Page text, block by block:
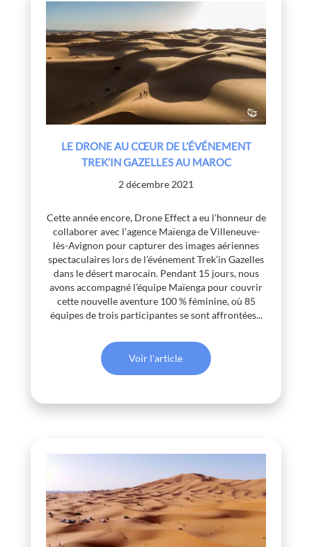
LE DRONE AU CŒUR DE L’ÉVÉNEMENT
TREK’IN GAZELLES AU MAROC
2 décembre 2021
Cette année encore, Drone Effect a eu l’honneur de
collaborer avec l’agence Maïenga de Villeneuve-
lès-Avignon pour capturer des images aériennes
spectaculaires lors de l’événement Trek’in Gazelles
dans le désert marocain. Pendant 15 jours, nous
avons accompagné l’équipe Maïenga pour couvrir
cette nouvelle aventure 100 % féminine, où 85
équipes de trois participantes se sont affrontées...
Voir l'article